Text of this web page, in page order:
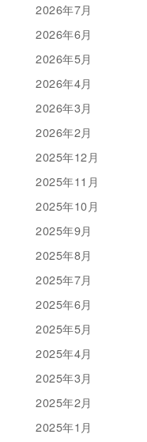
2026年7月
2026年6月
2026年5月
2026年4月
2026年3月
2026年2月
2025年12月
2025年11月
2025年10月
2025年9月
2025年8月
2025年7月
2025年6月
2025年5月
2025年4月
2025年3月
2025年2月
2025年1月